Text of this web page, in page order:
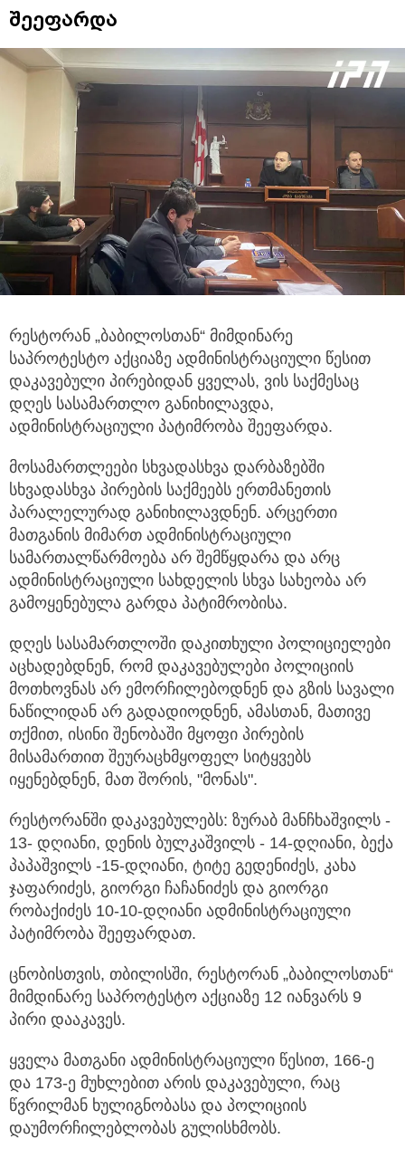
შეეფარდა
რესტორან „ბაბილოსთან“ მიმდინარე
საპროტესტო აქციაზე ადმინისტრაციული წესით
დაკავებული პირებიდან ყველას, ვის საქმესაც
დღეს სასამართლო განიხილავდა,
ადმინისტრაციული პატიმრობა შეეფარდა.
მოსამართლეები სხვადასხვა დარბაზებში
სხვადასხვა პირების საქმეებს ერთმანეთის
პარალელურად განიხილავდნენ. არცერთი
მათგანის მიმართ ადმინისტრაციული
სამართალწარმოება არ შემწყდარა და არც
ადმინისტრაციული სახდელის სხვა სახეობა არ
გამოყენებულა გარდა პატიმრობისა.
დღეს სასამართლოში დაკითხული პოლიციელები
აცხადებდნენ, რომ დაკავებულები პოლიციის
მოთხოვნას არ ემორჩილებოდნენ და გზის სავალი
ნაწილიდან არ გადადიოდნენ, ამასთან, მათივე
თქმით, ისინი შენობაში მყოფი პირების
მისამართით შეურაცხმყოფელ სიტყვებს
იყენებდნენ, მათ შორის, "მონას".
რესტორანში დაკავებულებს: ზურაბ მანჩხაშვილს -
13- დღიანი, დენის ბულკაშვილს - 14-დღიანი, ბექა
პაპაშვილს -15-დღიანი, ტიტე გედენიძეს, კახა
ჯაფარიძეს, გიორგი ჩაჩანიძეს და გიორგი
რობაქიძეს 10-10-დღიანი ადმინისტრაციული
პატიმრობა შეეფარდათ.
ცნობისთვის, თბილისში, რესტორან „ბაბილოსთან“
მიმდინარე საპროტესტო აქციაზე 12 იანვარს 9
პირი დააკავეს.
ყველა მათგანი ადმინისტრაციული წესით, 166-ე
და 173-ე მუხლებით არის დაკავებული, რაც
წვრილმან ხულიგნობასა და პოლიციის
დაუმორჩილებლობას გულისხმობს.